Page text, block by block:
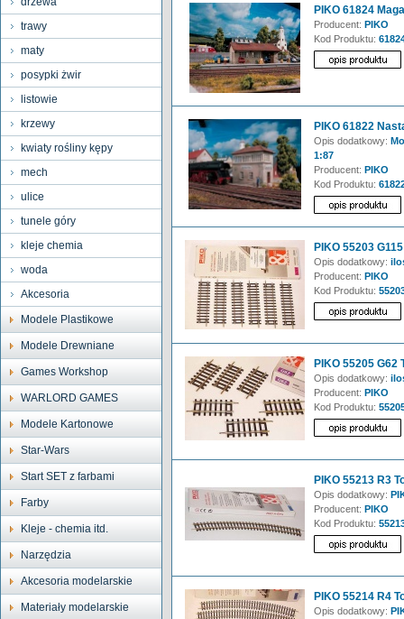
trawy
maty
posypki żwir
listowie
krzewy
kwiaty rośliny kępy
mech
ulice
tunele góry
kleje chemia
woda
Akcesoria
Modele Plastikowe
Modele Drewniane
Games Workshop
WARLORD GAMES
Modele Kartonowe
Star-Wars
Start SET z farbami
Farby
Kleje - chemia itd.
Narzędzia
Akcesoria modelarskie
Materiały modelarskie
PIKO 61824
Producent: PIKO
Kod Produktu:
PIKO 61822
Opis dodatkowy:
1:87
Producent: PIKO
Kod Produktu:
PIKO 55203
Opis dodatkowy:
Producent: PIKO
Kod Produktu:
PIKO 55205 G62
Opis dodatkowy:
Producent: PIKO
Kod Produktu:
PIKO 55213 R3
Opis dodatkowy:
Producent: PIKO
Kod Produktu:
PIKO 55214 R4
Opis dodatkowy: